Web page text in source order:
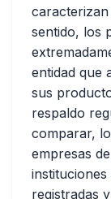
sentido, los
entidad que
sus
respaldo
comparar,
empresas
instituciones
registradas